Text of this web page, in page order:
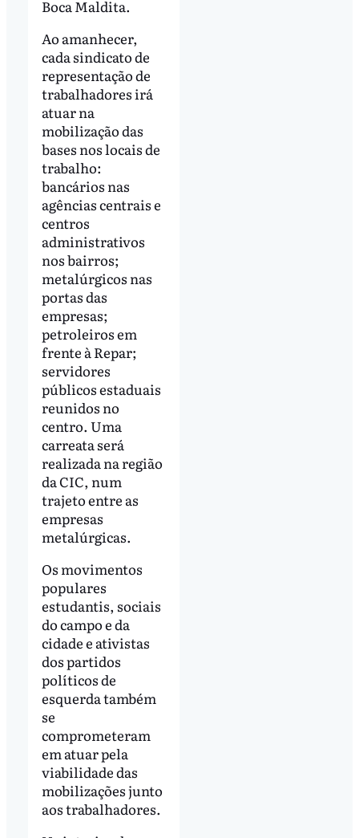
Boca Maldita.
Ao amanhecer,
cada sindicato de
representação de
trabalhadores irá
atuar na
mobilização das
bases nos locais de
trabalho:
bancários nas
agências centrais e
centros
administrativos
nos bairros;
metalúrgicos nas
portas das
empresas;
petroleiros em
frente à Repar;
servidores
públicos estaduais
reunidos no
centro. Uma
carreata será
realizada na região
da CIC, num
trajeto entre as
empresas
metalúrgicas.
Os movimentos
populares
estudantis, sociais
do campo e da
cidade e ativistas
dos partidos
políticos de
esquerda também
se
comprometeram
em atuar pela
viabilidade das
mobilizações junto
aos trabalhadores.